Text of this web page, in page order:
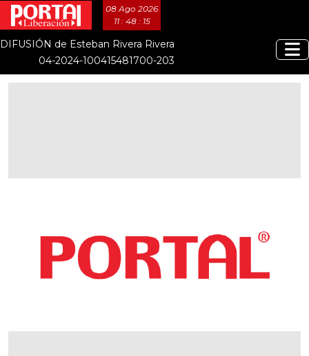
08 Ago 2026
11 : 48 : 16
DIFUSIÓN de Esteban Rivera Rivera
04-2024-100415481700-203